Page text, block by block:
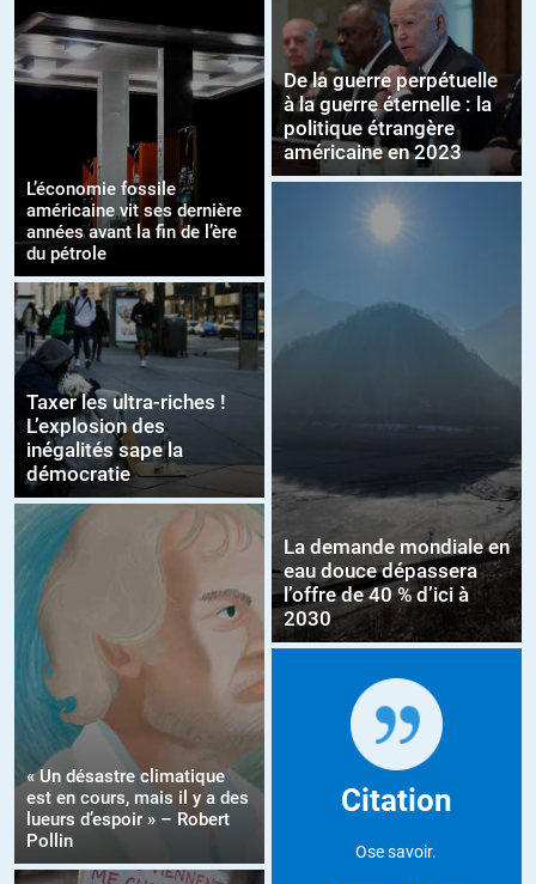
L’économie fossile
américaine vit ses dernière
années avant la fin de l’ère
du pétrole
Taxer les ultra-riches !
L’explosion des
inégalités sape la
démocratie
« Un désastre climatique
est en cours, mais il y a des
lueurs d’espoir » – Robert
Pollin
De la guerre perpétuelle
à la guerre éternelle : la
politique étrangère
américaine en 2023
La demande mondiale en
eau douce dépassera
l’offre de 40 % d’ici à
2030
Citation
Ose savoir.